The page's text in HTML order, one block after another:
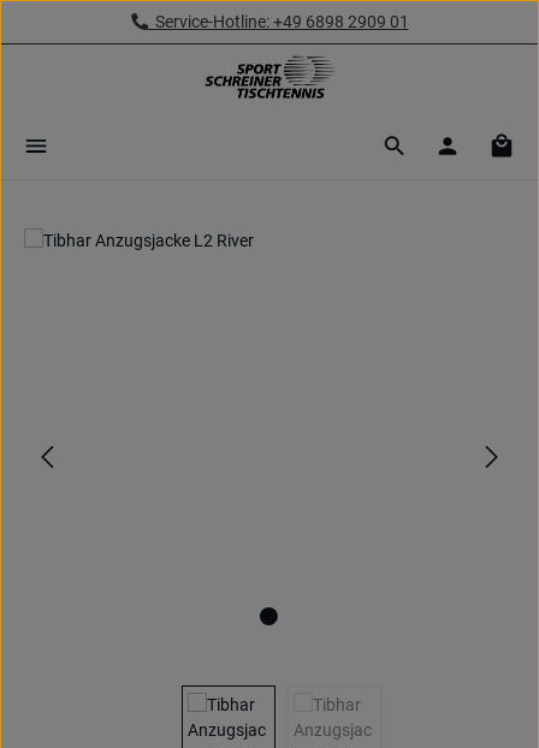
Zum Hauptinhalt springenService-Hotline: +49 6898 2909 01
Bildergalerie überspringen